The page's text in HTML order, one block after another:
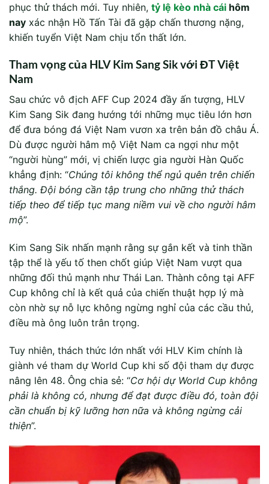
phục thử thách mới. Tuy nhiên, tỷ lệ kèo nhà cái hôm
nay xác nhận Hồ Tấn Tài đã gặp chấn thương nặng,
khiến tuyển Việt Nam chịu tổn thất lớn.
Tham vọng của HLV Kim Sang Sik với ĐT Việt
Nam
Sau chức vô địch AFF Cup 2024 đầy ấn tượng, HLV
Kim Sang Sik đang hướng tới những mục tiêu lớn hơn
để đưa bóng đá Việt Nam vươn xa trên bản đồ châu Á.
Dù được người hâm mộ Việt Nam ca ngợi như một
“người hùng” mới, vị chiến lược gia người Hàn Quốc
khẳng định: “Chúng tôi không thể ngủ quên trên chiến
thắng. Đội bóng cần tập trung cho những thử thách
tiếp theo để tiếp tục mang niềm vui về cho người hâm
mộ”.
Kim Sang Sik nhấn mạnh rằng sự gắn kết và tinh thần
tập thể là yếu tố then chốt giúp Việt Nam vượt qua
những đối thủ mạnh như Thái Lan. Thành công tại AFF
Cup không chỉ là kết quả của chiến thuật hợp lý mà
còn nhờ sự nỗ lực không ngừng nghỉ của các cầu thủ,
điều mà ông luôn trân trọng.
Tuy nhiên, thách thức lớn nhất với HLV Kim chính là
giành vé tham dự World Cup khi số đội tham dự được
nâng lên 48. Ông chia sẻ: “Cơ hội dự World Cup không
phải là không có, nhưng để đạt được điều đó, toàn đội
cần chuẩn bị kỹ lưỡng hơn nữa và không ngừng cải
thiện”.